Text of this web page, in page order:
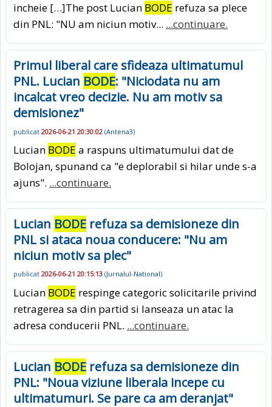
incheie […]The post Lucian BODE refuza sa plece
din PNL: "NU am niciun motiv... ...continuare.
Primul liberal care sfideaza ultimatumul
PNL. Lucian BODE: "Niciodata nu am
incalcat vreo decizie. Nu am motiv sa
demisionez"
publicat 2026-06-21 20:30:02 (Antena3)
Lucian BODE a raspuns ultimatumului dat de
Bolojan, spunand ca "e deplorabil si hilar unde s-a
ajuns". ...continuare.
Lucian BODE refuza sa demisioneze din
PNL si ataca noua conducere: "Nu am
niciun motiv sa plec"
publicat 2026-06-21 20:15:13 (Jurnalul-National)
Lucian BODE respinge categoric solicitarile privind
retragerea sa din partid si lanseaza un atac la
adresa conducerii PNL. ...continuare.
Lucian BODE refuza sa demisioneze din
PNL: "Noua viziune liberala incepe cu
ultimatumuri. Se pare ca am deranjat"